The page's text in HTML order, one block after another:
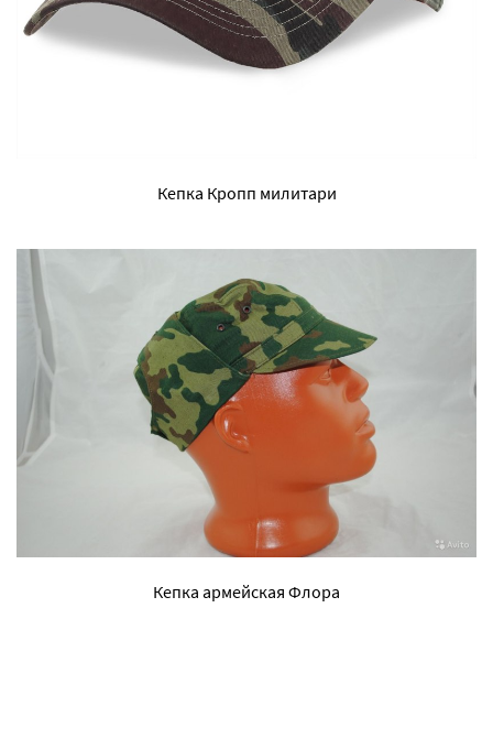
Кепка Кропп милитари
Кепка армейская Флора